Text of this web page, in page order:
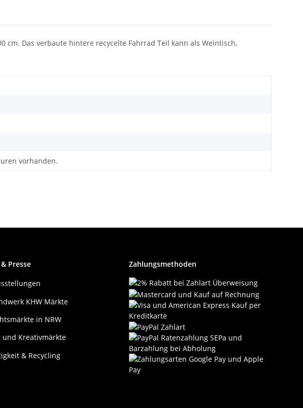
cm. Das verbaute hintere recycelte Fahrrad Teil kann als Weintisch,
vorhanden.
Presse
KHW Märkte
in NRW
und Kreativmärkte
& Recycling
Zahlungsmethoden